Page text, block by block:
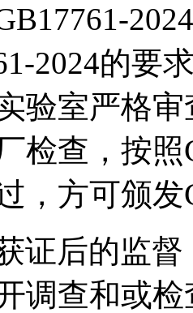
2024
2024的要
验室严格
检查，按照
，方可颁发
证后的监
调查和或